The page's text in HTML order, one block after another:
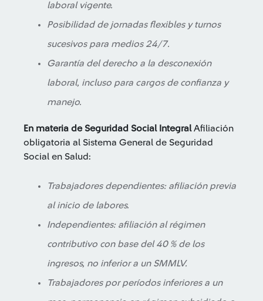
laboral vigente.
Posibilidad de jornadas flexibles y turnos
sucesivos para medios 24/7.
Garantía del derecho a la desconexión
laboral, incluso para cargos de confianza y
manejo.
En materia de Seguridad Social IntegralAfiliación
obligatoria al Sistema General de Seguridad
Social en Salud:
Trabajadores dependientes: afiliación previa
al inicio de labores.
Independientes: afiliación al régimen
contributivo con base del 40 % de los
ingresos, no inferior a un SMMLV.
Trabajadores por períodos inferiores a un